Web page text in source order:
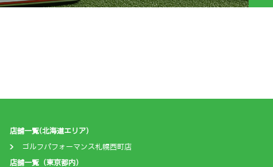
店舗一覧(北海道エリア)
ゴルフパフォーマンス札幌西町店
店舗一覧（東京都内）